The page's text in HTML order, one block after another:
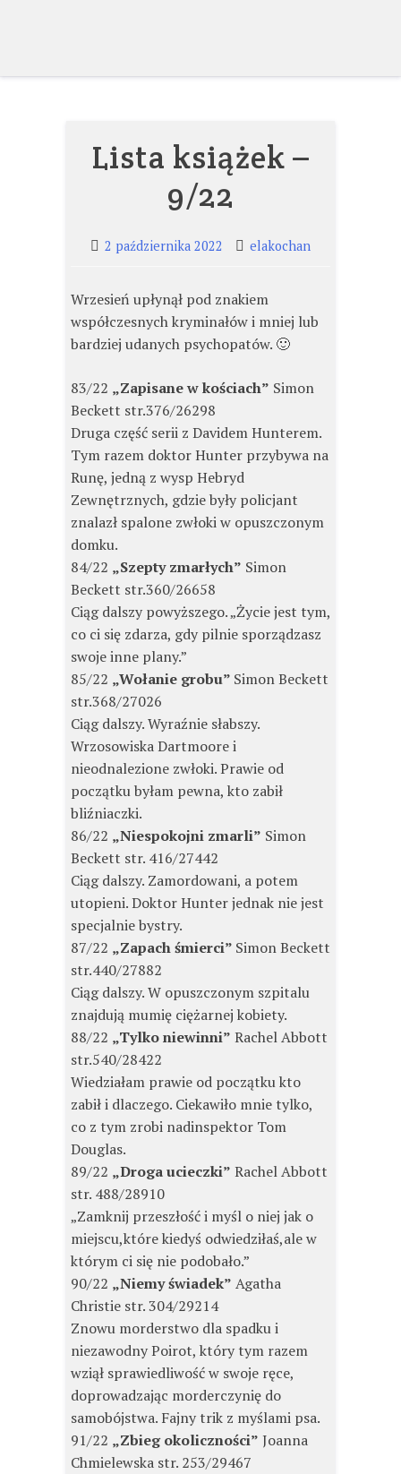
Lista książek –
9/22
2 października 2022 elakochan
Wrzesień upłynął pod znakiem
współczesnych kryminałów i mniej lub
bardziej udanych psychopatów. 🙂
83/22 „Zapisane w kościach” Simon
Beckett str.376/26298
Druga część serii z Davidem Hunterem.
Tym razem doktor Hunter przybywa na
Runę, jedną z wysp Hebryd
Zewnętrznych, gdzie były policjant
znalazł spalone zwłoki w opuszczonym
domku.
84/22 „Szepty zmarłych” Simon
Beckett str.360/26658
Ciąg dalszy powyższego. „Życie jest tym,
co ci się zdarza, gdy pilnie sporządzasz
swoje inne plany.”
85/22 „Wołanie grobu” Simon Beckett
str.368/27026
Ciąg dalszy. Wyraźnie słabszy.
Wrzosowiska Dartmoore i
nieodnalezione zwłoki. Prawie od
początku byłam pewna, kto zabił
bliźniaczki.
86/22 „Niespokojni zmarli” Simon
Beckett str. 416/27442
Ciąg dalszy. Zamordowani, a potem
utopieni. Doktor Hunter jednak nie jest
specjalnie bystry.
87/22 „Zapach śmierci” Simon Beckett
str.440/27882
Ciąg dalszy. W opuszczonym szpitalu
znajdują mumię ciężarnej kobiety.
88/22 „Tylko niewinni” Rachel Abbott
str.540/28422
Wiedziałam prawie od początku kto
zabił i dlaczego. Ciekawiło mnie tylko,
co z tym zrobi nadinspektor Tom
Douglas.
89/22 „Droga ucieczki” Rachel Abbott
str. 488/28910
„Zamknij przeszłość i myśl o niej jak o
miejscu,które kiedyś odwiedziłaś,ale w
którym ci się nie podobało.”
90/22 „Niemy świadek” Agatha
Christie str. 304/29214
Znowu morderstwo dla spadku i
niezawodny Poirot, który tym razem
wziął sprawiedliwość w swoje ręce,
doprowadzając morderczynię do
samobójstwa. Fajny trik z myślami psa.
91/22 „Zbieg okoliczności” Joanna
Chmielewska str. 253/29467